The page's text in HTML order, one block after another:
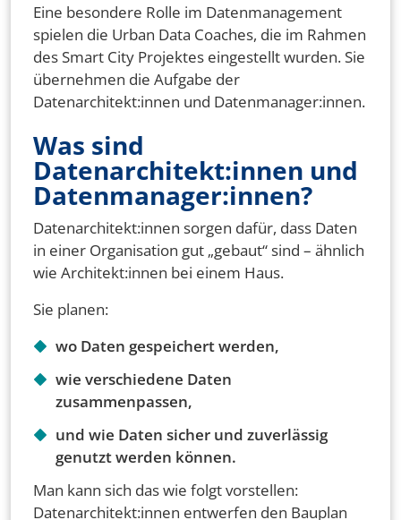
Eine besondere Rolle im Datenmanagement
spielen die Urban Data Coaches, die im Rahmen
des Smart City Projektes eingestellt wurden. Sie
übernehmen die Aufgabe der
Datenarchitekt:innen und Datenmanager:innen.
Was sind
Datenarchitekt:innen und
Datenmanager:innen?
Datenarchitekt:innen sorgen dafür, dass Daten
in einer Organisation gut „gebaut“ sind – ähnlich
wie Architekt:innen bei einem Haus.
Sie planen:
wo Daten gespeichert werden,
wie verschiedene Daten
zusammenpassen,
und wie Daten sicher und zuverlässig
genutzt werden können.
Man kann sich das wie folgt vorstellen:
Datenarchitekt:innen entwerfen den Bauplan